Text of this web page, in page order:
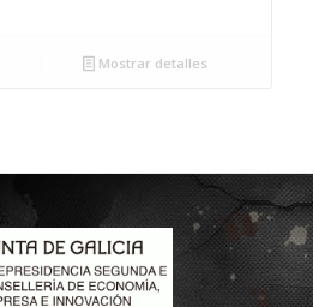
Mostrar detalles